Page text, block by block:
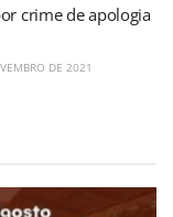
crime de apologia
DE 2021